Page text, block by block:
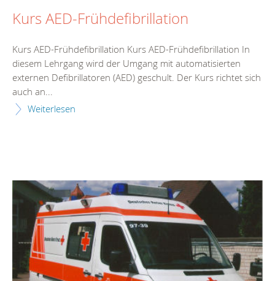
Kurs AED-Frühdefibrillation
Kurs AED-Frühdefibrillation Kurs AED-Frühdefibrillation In
diesem Lehrgang wird der Umgang mit automatisierten
externen Defibrillatoren (AED) geschult. Der Kurs richtet sich
auch an...
Weiterlesen